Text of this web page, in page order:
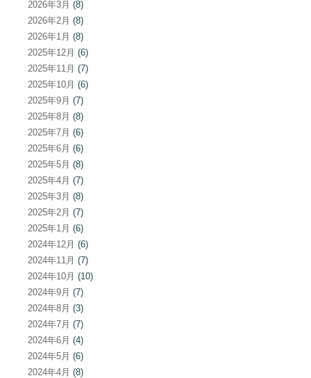
2026年3月 (8)
2026年2月 (8)
2026年1月 (8)
2025年12月 (6)
2025年11月 (7)
2025年10月 (6)
2025年9月 (7)
2025年8月 (8)
2025年7月 (6)
2025年6月 (6)
2025年5月 (8)
2025年4月 (7)
2025年3月 (8)
2025年2月 (7)
2025年1月 (6)
2024年12月 (6)
2024年11月 (7)
2024年10月 (10)
2024年9月 (7)
2024年8月 (3)
2024年7月 (7)
2024年6月 (4)
2024年5月 (6)
2024年4月 (8)